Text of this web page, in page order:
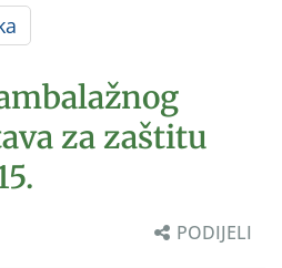
za zaštitu
PODIJELI